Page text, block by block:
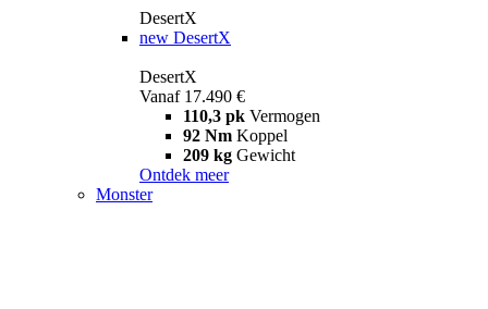
DesertX
new DesertX
DesertX
Vanaf 17.490 €
110,3 pk Vermogen
92 Nm Koppel
209 kg Gewicht
Ontdek meer
Monster